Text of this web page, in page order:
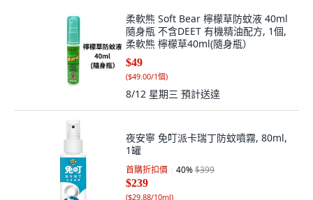
柔軟熊 Soft Bear 檸檬草防蚊液 40ml
隨身瓶 不含DEET 有機精油配方, 1個,
柔軟熊 檸檬草40ml(隨身瓶）
$49
($49.00/1個)
8/12 星期三 預計送達
夜安寧 免叮派卡瑞丁防蚊噴霧, 80ml,
1罐
首購折扣價 40%$399
$239
($29.88/10ml)